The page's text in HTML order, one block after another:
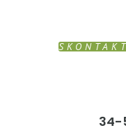
34-